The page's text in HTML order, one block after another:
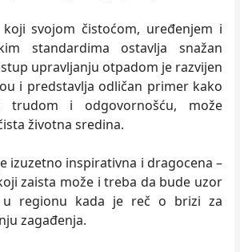
svojom čistoćom, uređenjem i
standardima ostavlja snažan
upravljanju otpadom je razvijen
i predstavlja odličan primer kako
trudom i odgovornošću, može
životna sredina.
izuzetno inspirativna i dragocena –
zaista može i treba da bude uzor
u regionu kada je reč o brizi za
zagađenja.